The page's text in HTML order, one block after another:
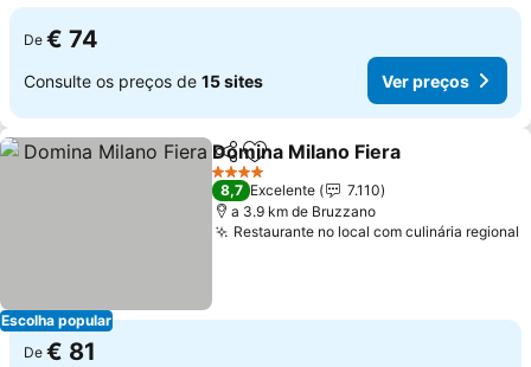
De € 74
Consulte os preços de 15 sites Ver preços
Escolha popular
PartilharAdicionar aos favoritos
Domina Milano Fiera
4 Estrelas
8,7 Excelente
7.110
a 3.9 km de Bruzzano
Restaurante no local com culinária regional
De € 81